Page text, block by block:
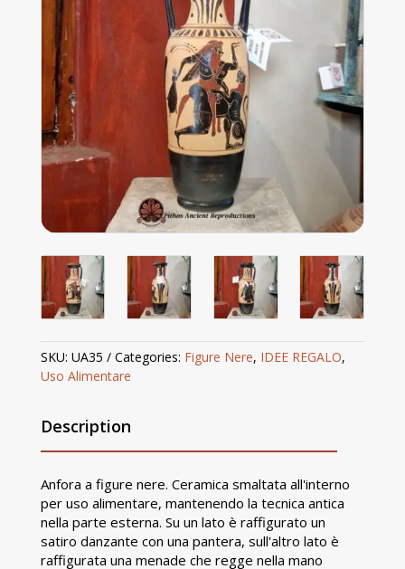
Description
Anfora a figure nere. Ceramica smaltata all'interno
per uso alimentare, mantenendo la tecnica antica
nella parte esterna. Su un lato è raffigurato un
satiro danzante con una pantera, sull'altro lato è
raffigurata una menade che regge nella mano
SKU: UA35 Categories: Figure Nere, IDEE REGALO,
Uso Alimentare